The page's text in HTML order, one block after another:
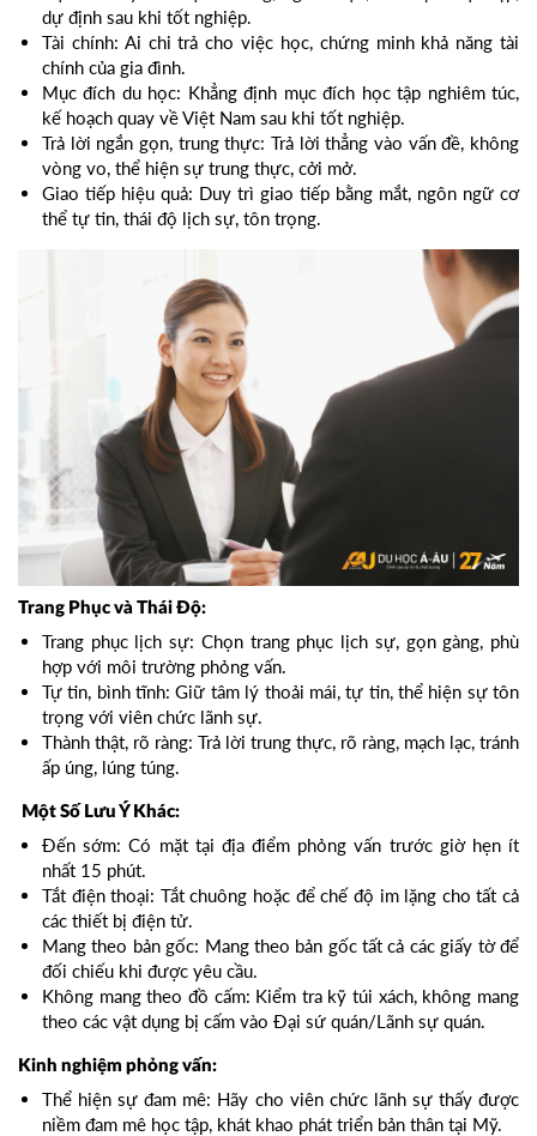
dự định sau khi tốt nghiệp.
Tài chính: Ai chi trả cho việc học, chứng minh khả năng tài
chính của gia đình.
Mục đích du học: Khẳng định mục đích học tập nghiêm túc,
kế hoạch quay về Việt Nam sau khi tốt nghiệp.
Trả lời ngắn gọn, trung thực: Trả lời thẳng vào vấn đề, không
vòng vo, thể hiện sự trung thực, cởi mở.
Giao tiếp hiệu quả: Duy trì giao tiếp bằng mắt, ngôn ngữ cơ
thể tự tin, thái độ lịch sự, tôn trọng.
Trang Phục và Thái Độ:
Trang phục lịch sự: Chọn trang phục lịch sự, gọn gàng, phù
hợp với môi trường phỏng vấn.
Tự tin, bình tĩnh: Giữ tâm lý thoải mái, tự tin, thể hiện sự tôn
trọng với viên chức lãnh sự.
Thành thật, rõ ràng: Trả lời trung thực, rõ ràng, mạch lạc, tránh
ấp úng, lúng túng.
Một Số Lưu Ý Khác:
Đến sớm: Có mặt tại địa điểm phỏng vấn trước giờ hẹn ít
nhất 15 phút.
Tắt điện thoại: Tắt chuông hoặc để chế độ im lặng cho tất cả
các thiết bị điện tử.
Mang theo bản gốc: Mang theo bản gốc tất cả các giấy tờ để
đối chiếu khi được yêu cầu.
Không mang theo đồ cấm: Kiểm tra kỹ túi xách, không mang
theo các vật dụng bị cấm vào Đại sứ quán/Lãnh sự quán.
Kinh nghiệm phỏng vấn:
Thể hiện sự đam mê: Hãy cho viên chức lãnh sự thấy được
niềm đam mê học tập, khát khao phát triển bản thân tại Mỹ.